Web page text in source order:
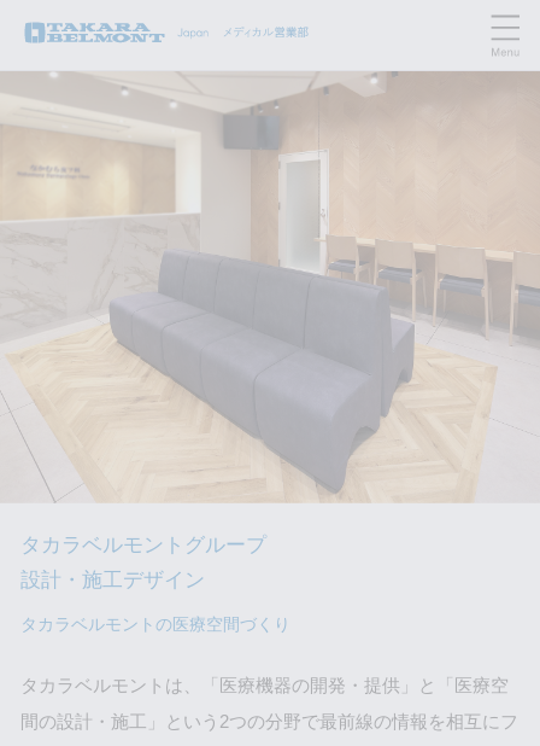
タカラベルモントグループ
設計・施工デザイン
タカラベルモントの医療空間づくり
タカラベルモントは、「医療機器の開発・提供」と「医療空
間の設計・施工」という 2つの分野で最前線の情報を相互にフ